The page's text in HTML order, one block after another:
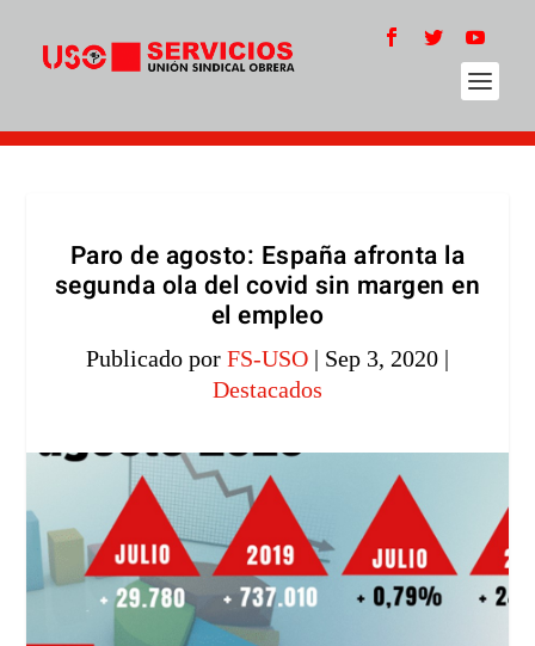
Paro de agosto: España afronta la
segunda ola del covid sin margen en
el empleo
Publicado por FS-USO | Sep 3, 2020 |
Destacados